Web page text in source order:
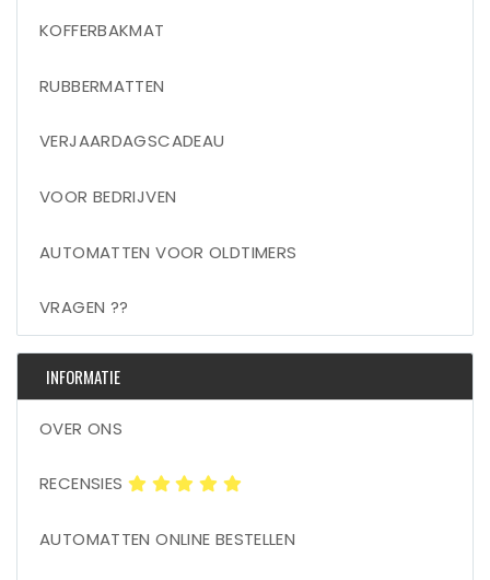
KOFFERBAKMAT
RUBBERMATTEN
VERJAARDAGSCADEAU
VOOR BEDRIJVEN
AUTOMATTEN VOOR OLDTIMERS
VRAGEN ??
INFORMATIE
OVER ONS
RECENSIES
AUTOMATTEN ONLINE BESTELLEN